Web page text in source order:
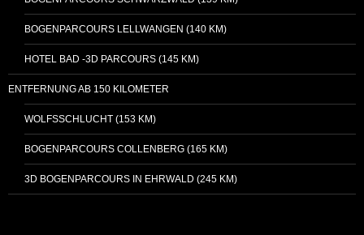
BOGENPARCOURS LELLWANGEN (140 KM)
HOTEL BAD -3D PARCOURS (145 KM)
ENTFERNUNG AB 150 KILOMETER
WOLFSSCHLUCHT (153 KM)
BOGENPARCOURS COLLENBERG (165 KM)
3D BOGENPARCOURS IN EHRWALD (245 KM)